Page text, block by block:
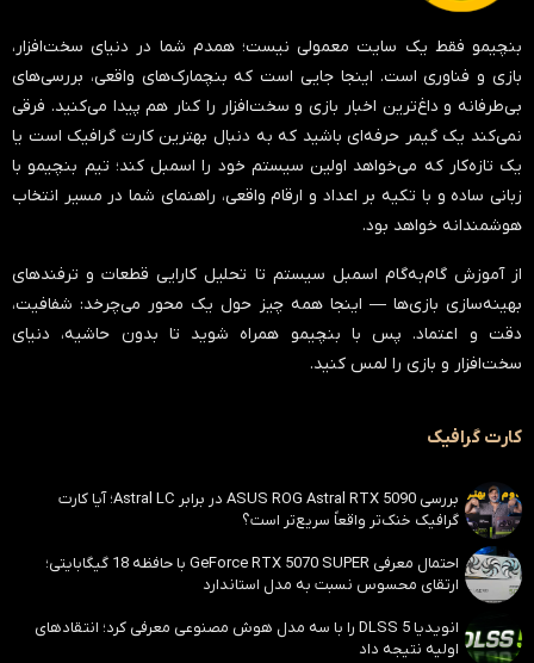
بنچیمو فقط یک سایت معمولی نیست؛ همدم شما در دنیای سخت‌افزار،
بازی و فناوری است. اینجا جایی است که بنچمارک‌های واقعی، بررسی‌های
بی‌طرفانه و داغ‌ترین اخبار بازی و سخت‌افزار را کنار هم پیدا می‌کنید. فرقی
نمی‌کند یک گیمر حرفه‌ای باشید که به دنبال بهترین کارت گرافیک است یا
یک تازه‌کار که می‌خواهد اولین سیستم خود را اسمبل کند؛ تیم بنچیمو با
زبانی ساده و با تکیه بر اعداد و ارقام واقعی، راهنمای شما در مسیر انتخاب
هوشمندانه خواهد بود.
از آموزش گام‌به‌گام اسمبل سیستم تا تحلیل کارایی قطعات و ترفندهای
بهینه‌سازی بازی‌ها — اینجا همه چیز حول یک محور می‌چرخد: شفافیت،
دقت و اعتماد. پس با بنچیمو همراه شوید تا بدون حاشیه، دنیای
سخت‌افزار و بازی را لمس کنید.
کارت گرافیک
بررسی ASUS ROG Astral RTX 5090 در برابر Astral LC؛ آیا کارت
گرافیک خنک‌تر واقعاً سریع‌تر است؟
احتمال معرفی GeForce RTX 5070 SUPER با حافظه 18 گیگابایتی؛
ارتقای محسوس نسبت به مدل استاندارد
انویدیا DLSS 5 را با سه مدل هوش مصنوعی معرفی کرد؛ انتقادهای
اولیه نتیجه داد